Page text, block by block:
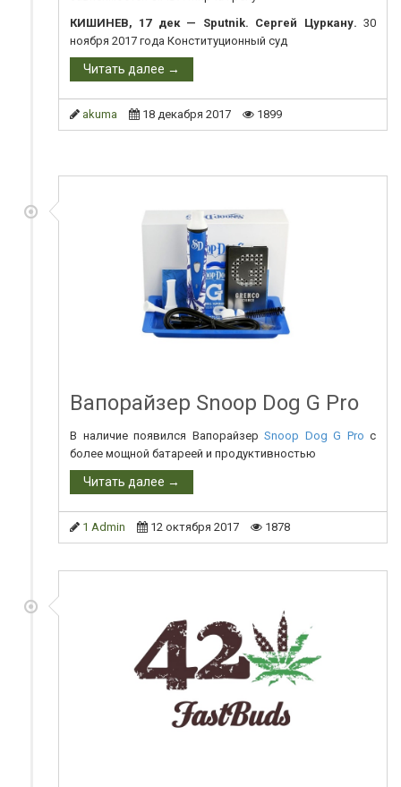
КИШИНЕВ, 17 дек — Sputnik. Сергей Цуркану. 30
ноября 2017 года Конституционный суд
Читать далее →
akuma 18 декабря 2017 1899
Вапорайзер Snoop Dog G Pro
В наличие появился Вапорайзер Snoop Dog G Pro с
более мощной батареей и продуктивностью
Читать далее →
1 Admin 12 октября 2017 1878